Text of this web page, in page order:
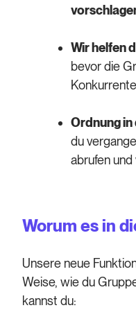
Wir helfen
bevor die
Ordnung
du
abrufen
Worum es in
Unsere neue
Weise, wie du
kannst du: